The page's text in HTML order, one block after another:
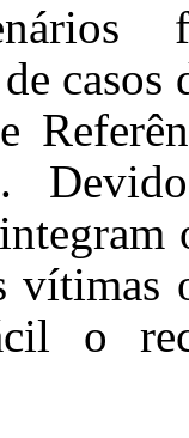
.
vítimas
o